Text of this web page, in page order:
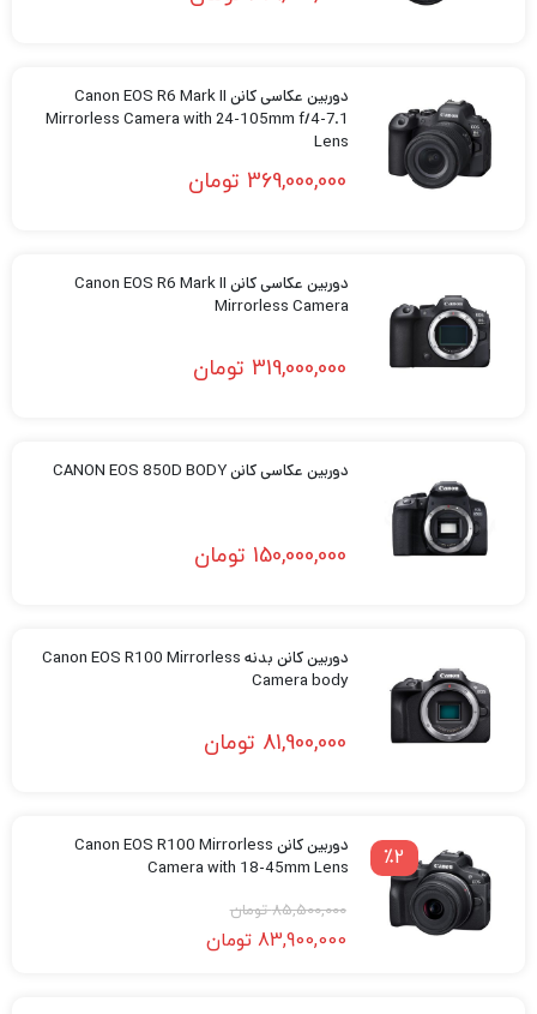
دوربین عکاسی کانن Canon EOS R6 Mark II
Mirrorless Camera with 24-105mm f/4-7.1
Lens
369,000,000 تومان
دوربین عکاسی کانن Canon EOS R6 Mark II
Mirrorless Camera
319,000,000 تومان
دوربین عکاسی کانن CANON EOS 850D BODY
150,000,000 تومان
دوربین کانن بدنه Canon EOS R100 Mirrorless
Camera body
81,900,000 تومان
٪2
دوربین کانن Canon EOS R100 Mirrorless
Camera with 18-45mm Lens
85,500,000 تومان
83,900,000 تومان